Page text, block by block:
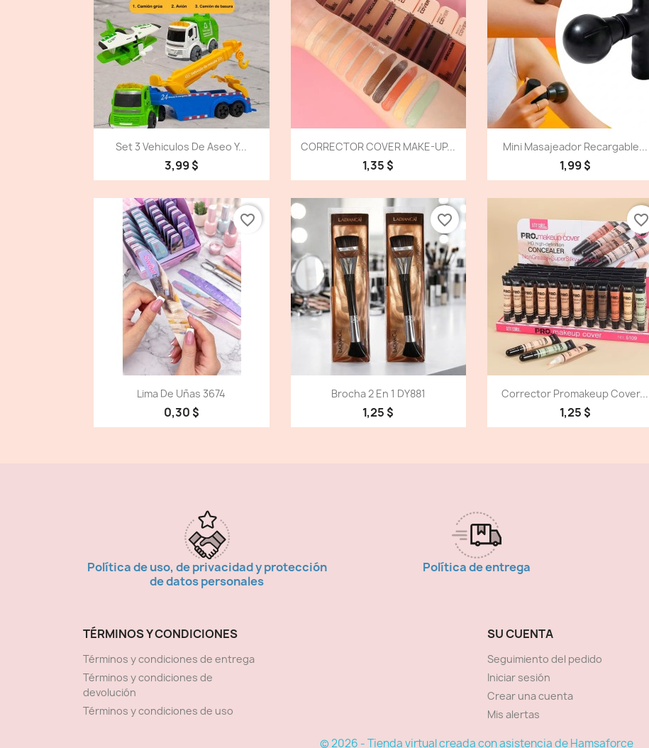
Vista detallada
Set 3 Vehiculos De Aseo Y...
3,99 $
Vista detallada
CORRECTOR COVER MAKE-UP...
1,35 $
Vista detallada
Mini Masajeador Recargable...
1,99 $
Vista detallada
Lima De Uñas 3674
0,30 $
favorite_border
Vista detallada
Brocha 2 En 1 DY881
1,25 $
favorite_border
Vista detallada
Corrector Promakeup Cover...
1,25 $
favorite_border
Política de uso, de privacidad y protección
de datos personales
Política de entrega
TÉRMINOS Y CONDICIONES
Términos y condiciones de entrega
Términos y condiciones de
devolución
Términos y condiciones de uso
SU CUENTA
Seguimiento del pedido
Iniciar sesión
Crear una cuenta
Mis alertas
© 2026 - Tienda virtual creada con asistencia de Hamsaforce